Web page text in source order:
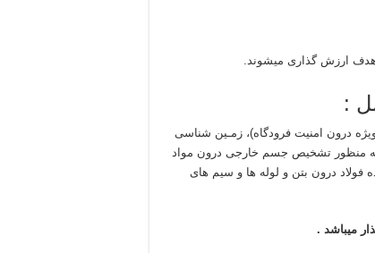
هدف ارزش گذاری میشوند.
:
درون امنیت فرودگاه)، زمـین شناسی
منظور تشخیص جسم خارجی درون مواد
درون بتن و لوله ها و سیم های
میباشد .